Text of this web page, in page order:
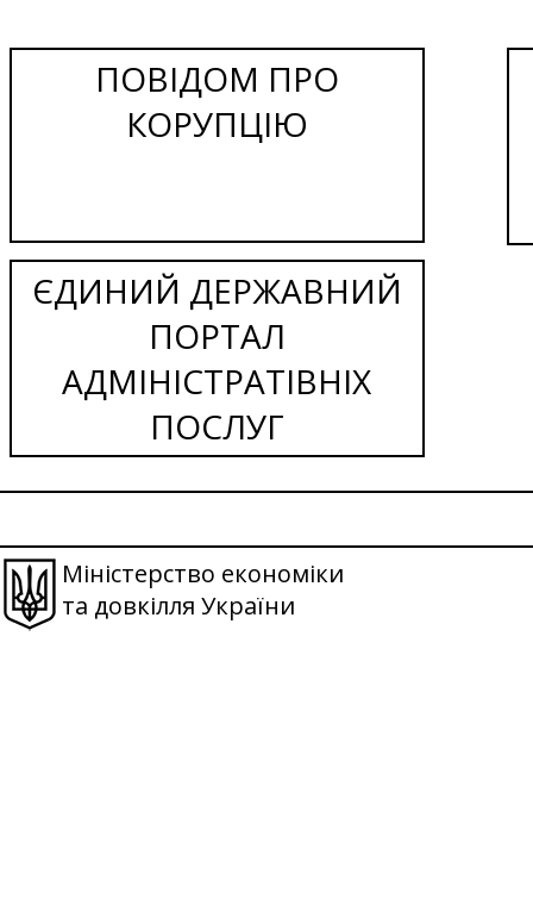
ПОВІДОМ ПРО
КОРУПЦІЮ
ЄДИНИЙ ДЕРЖАВНИЙ
ПОРТАЛ
АДМІНІСТРАТІВНІХ
ПОСЛУГ
Міністерство економіки
та довкілля України